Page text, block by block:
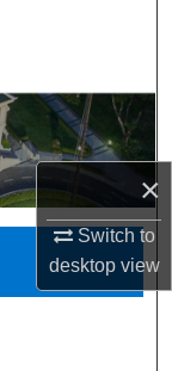
×
Switch to
desktopview